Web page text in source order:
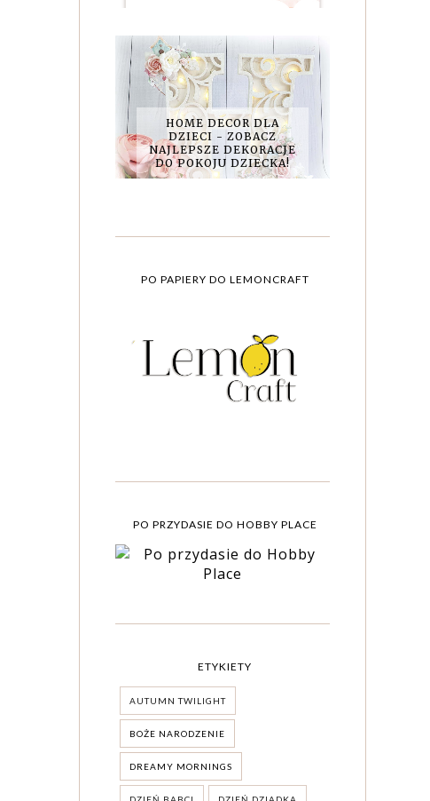
HOME DECOR DLA
DZIECI - ZOBACZ
NAJLEPSZE DEKORACJE
DO POKOJU DZIECKA!
PO PAPIERY DO LEMONCRAFT
PO PRZYDASIE DO HOBBY PLACE
ETYKIETY
AUTUMN TWILIGHT
BOŻE NARODZENIE
DREAMY MORNINGS